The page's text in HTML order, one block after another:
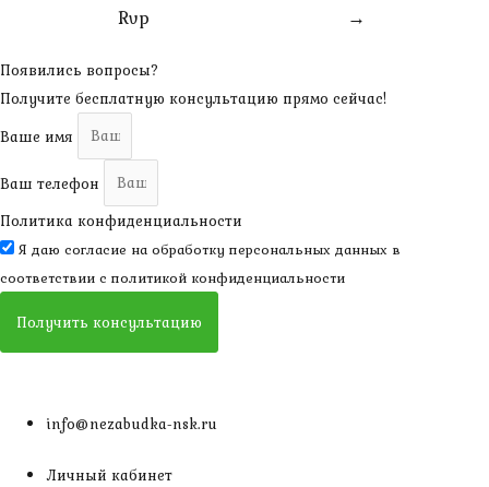
Rvp
→
Появились вопросы?
Получите бесплатную консультацию прямо сейчас!
Ваше имя
Ваш телефон
Политика конфиденциальности
Я даю согласие на обработку персональных данных в
соответствии с политикой конфиденциальности
Получить консультацию
info@nezabudka-nsk.ru
Личный кабинет